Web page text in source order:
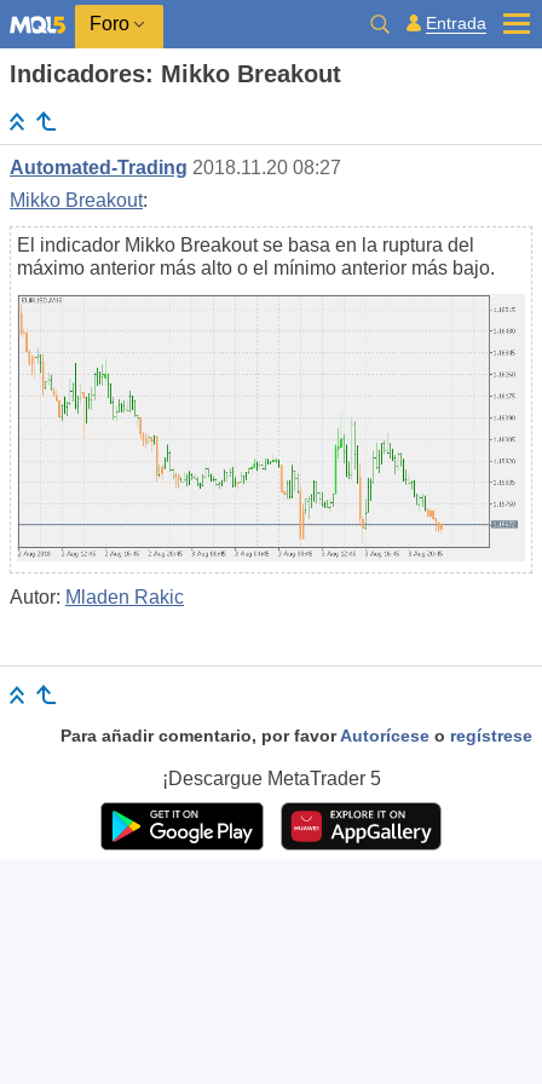
Foro Entrada
Indicadores: Mikko Breakout
Automated-Trading 2018.11.20 08:27
Mikko Breakout:
El indicador Mikko Breakout se basa en la ruptura del
máximo anterior más alto o el mínimo anterior más bajo.
Autor: Mladen Rakic
Para añadir comentario, por favorAutorícese o regístrese
¡Descargue MetaTrader 5